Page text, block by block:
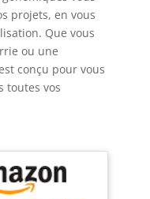
projets, en vous
Que vous
ou une
conçu pour vous
toutes vos